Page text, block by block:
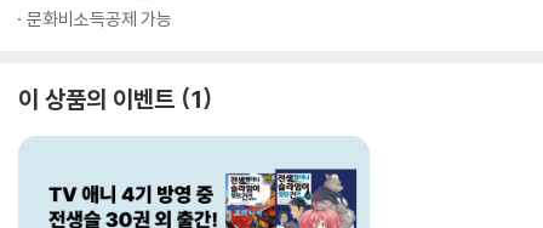
문화비소득공제 가능
이 상품의 이벤트 1